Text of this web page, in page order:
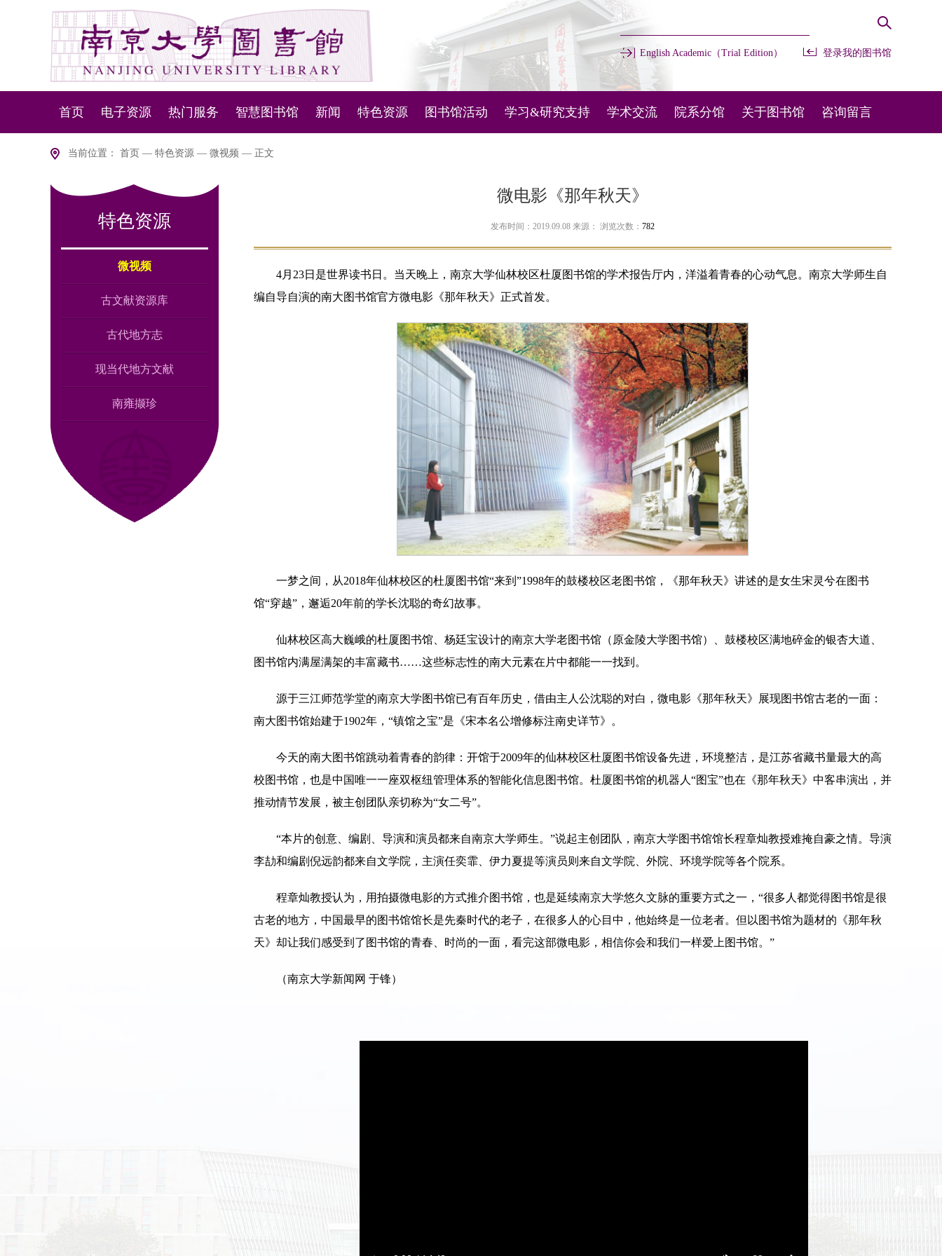
English Academic（Trial Edition） 登录我的图书馆
首页 电子资源
资源动态
数据库导航
版权说明
热门服务
资源服务
设备服务
智慧图书馆
NLSP下一代图书馆管理系统
新闻 特色资源
南雍撷珍
图书馆活动 学习&研究支持
知识产权信息服务
人文社科数据服务
南京大学ESI概况
“小蓝鲸”慕课
AI工作坊
学术交流
内部交流
对外交流
院系分馆 关于图书馆
历任馆长一览表
仙林新馆建设概况
咨询留言
当前位置： 首页 — 特色资源 — 微视频 — 正文
特色资源
微视频
古文献资源库
古代地方志
现当代地方文献
南雍撷珍
微电影《那年秋天》
发布时间：2019.09.08 来源： 浏览次数： 782
4月23日是世界读书日。当天晚上，南京大学仙林校区杜厦图书馆的学术报告厅内，洋溢着青春的心动气息。南京大学师生自
编自导自演的南大图书馆官方微电影《那年秋天》正式首发。
一梦之间，从2018年仙林校区的杜厦图书馆“来到”1998年的鼓楼校区老图书馆，《那年秋天》讲述的是女生宋灵兮在图书
馆“穿越”，邂逅20年前的学长沈聪的奇幻故事。
仙林校区高大巍峨的杜厦图书馆、杨廷宝设计的南京大学老图书馆（原金陵大学图书馆）、鼓楼校区满地碎金的银杏大道、
图书馆内满屋满架的丰富藏书……这些标志性的南大元素在片中都能一一找到。
源于三江师范学堂的南京大学图书馆已有百年历史，借由主人公沈聪的对白，微电影《那年秋天》展现图书馆古老的一面：
南大图书馆始建于1902年，“镇馆之宝”是《宋本名公增修标注南史详节》。
今天的南大图书馆跳动着青春的韵律：开馆于2009年的仙林校区杜厦图书馆设备先进，环境整洁，是江苏省藏书量最大的高
校图书馆，也是中国唯一一座双枢纽管理体系的智能化信息图书馆。杜厦图书馆的机器人“图宝”也在《那年秋天》中客串演出，并
推动情节发展，被主创团队亲切称为“女二号”。
“本片的创意、编剧、导演和演员都来自南京大学师生。”说起主创团队，南京大学图书馆馆长程章灿教授难掩自豪之情。导演
李劼和编剧倪远韵都来自文学院，主演任奕霏、伊力夏提等演员则来自文学院、外院、环境学院等各个院系。
程章灿教授认为，用拍摄微电影的方式推介图书馆，也是延续南京大学悠久文脉的重要方式之一，“很多人都觉得图书馆是很
古老的地方，中国最早的图书馆馆长是先秦时代的老子，在很多人的心目中，他始终是一位老者。但以图书馆为题材的《那年秋
天》却让我们感受到了图书馆的青春、时尚的一面，看完这部微电影，相信你会和我们一样爱上图书馆。”
（南京大学新闻网 于锋）